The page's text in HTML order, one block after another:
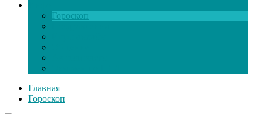
Гороскоп
Главная
Гороскоп